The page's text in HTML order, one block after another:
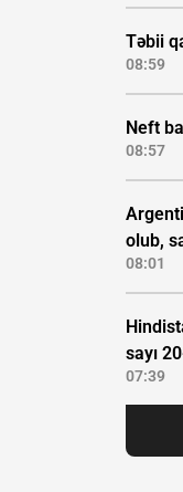
Təbii
08:59
Neft
08:57
olub,
08:01
sayı
07:39